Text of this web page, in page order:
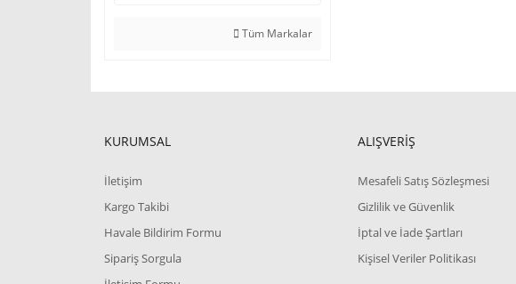
Tüm Markalar
KURUMSAL
İletişim
Kargo Takibi
Havale Bildirim Formu
Sipariş Sorgula
ALIŞVERİŞ
Mesafeli Satış Sözleşmesi
Gizlilik ve Güvenlik
İptal ve İade Şartları
Kişisel Veriler Politikası